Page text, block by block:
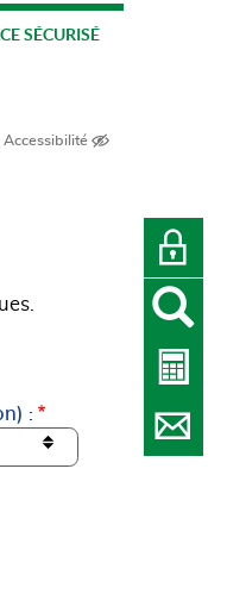
SÉCURISÉ
Accessibilité
: